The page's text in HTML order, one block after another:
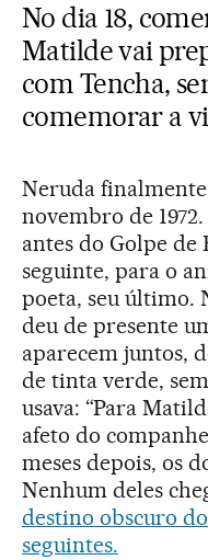
No dia 18,
Matilde vai
com Tencha,
comemorar a
Neruda
novembro de
antes do Golpe de
seguinte, para o
poeta, seu último.
deu de presente
aparecem juntos,
de tinta verde,
usava: “Para
afeto do
meses depois, os
Nenhum deles
destino obscuro
seguintes.